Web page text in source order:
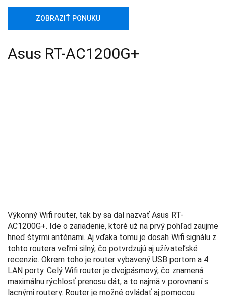
ZOBRAZIŤ PONUKU
Asus RT-AC1200G+
Výkonný Wifi router, tak by sa dal nazvať Asus RT-
AC1200G+. Ide o zariadenie, ktoré už na prvý pohľad zaujme
hneď štyrmi anténami. Aj vďaka tomu je dosah Wifi signálu z
tohto routera veľmi silný, čo potvrdzujú aj užívateľské
recenzie. Okrem toho je router vybavený USB portom a 4
LAN porty. Celý Wifi router je dvojpásmový, čo znamená
maximálnu rýchlosť prenosu dát, a to najmä v porovnaní s
lacnými routery. Router je možné ovládať aj pomocou